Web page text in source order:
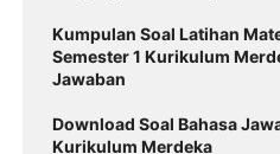
Kumpulan Soal Latihan
Semester 1 Kurikulum
Jawaban
Download Soal Bahasa
Kurikulum Merdeka